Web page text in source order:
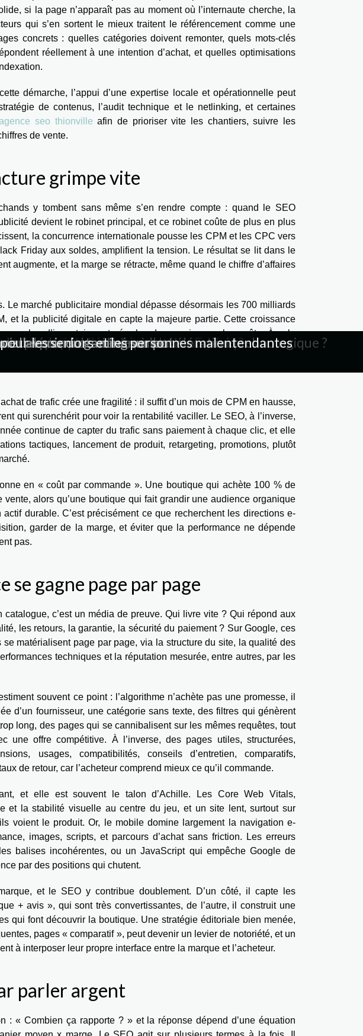
si la page n’apparaît pas au moment où l’internaute cherche, la
qui s’en sortent le mieux traitent le référencement comme une
concrets : quelles catégories doivent remonter, quels mots-clés
réellement à une intention d’achat, et quelles optimisations
démarche, l’appui d’une expertise locale et opérationnelle peut
de contenus, l’audit technique et le netlinking, et certaines
seo thionville afin de prioriser vite les chantiers, suivre les
de vente.
grimpe vite
y tombent sans même s’en rendre compte : quand le SEO
devient le robinet principal, et ce robinet coûte de plus en plus
la concurrence internationale pousse les CPM et les CPC vers
Friday aux soldes, amplifient la tension. Le résultat se lit dans le
augmente, et la marge se rétracte, même quand le chiffre d’affaires
Le marché publicitaire mondial dépasse désormais les 700 milliards
et la publicité digitale en capte la majeure partie. Cette croissance
plus d’inventaire saturé, plus de pression sur les coûts. À cela
la fin annoncée des cookies tiers dans Chrome, les restrictions de
de trafic crée une fragilité : il suffit d’un mois de CPM en hausse,
qui surenchérit pour voir la rentabilité vaciller. Le SEO, à l’inverse,
continue de capter du trafic sans paiement à chaque clic, et elle
tactiques, lancement de produit, retargeting, promotions, plutôt
en « coût par commande ». Une boutique qui achète 100 % de
alors qu’une boutique qui fait grandir une audience organique
durable. C’est précisément ce que recherchent les directions e-
garder de la marge, et éviter que la performance ne dépende
pas.
se gagne page par page
catalogue, c’est un média de preuve. Qui livre vite ? Qui répond aux
les retours, la garantie, la sécurité du paiement ? Sur Google, ces
matérialisent page par page, via la structure du site, la qualité des
techniques et la réputation mesurée, entre autres, par les
souvent ce point : l’algorithme n’achète pas une promesse, il
d’un fournisseur, une catégorie sans texte, des filtres qui génèrent
long, des pages qui se cannibalisent sur les mêmes requêtes, tout
une offre compétitive. À l’inverse, des pages utiles, structurées,
usages, compatibilités, conseils d’entretien, comparatifs,
de retour, car l’acheteur comprend mieux ce qu’il commande.
et elle est souvent le talon d’Achille. Les Core Web Vitals,
et la stabilité visuelle au centre du jeu, et un site lent, surtout sur
voient le produit. Or, le mobile domine largement la navigation e-
images, scripts, et parcours d’achat sans friction. Les erreurs
balises incohérentes, ou un JavaScript qui empêche Google de
par des positions qui chutent.
et le SEO y contribue doublement. D’un côté, il capte les
+ avis », qui sont très convertissantes, de l’autre, il construit une
qui font découvrir la boutique. Une stratégie éditoriale bien menée,
pages « comparatif », peut devenir un levier de notoriété, et un
à interposer leur propre interface entre la marque et l’acheteur.
parler argent
: « Combien ça rapporte ? » et la réponse dépend d’une équation
la donne dans l'emploi
en quête d’authenticité
la visibilité numérique
: quel impact sur l'expérience visuelle ?
campagnes publicitaires en ligne
sécurité des freelances
elles l'industrie du cinéma ?
pour les professionnels du numérique
et impacts pour les utilisateurs
pour les utilisateurs en ère du numérique
pour les plastiques
réputation numérique
de défense modernes
marketing modernes
leur impact sur la création d'images
marché de l'énergie verte en France ?
le développement de produits numériques
préparer les élèves à l'accélération technologique ?
pour votre événement
l'avenir du gaming sur pc
les seniors et les personnes malentendantes